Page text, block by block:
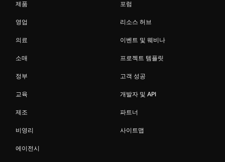
제품
영업
의료
소매
정부
교육
제조
비영리
에이전시
포럼
리소스 허브
이벤트 및 웨비나
프로젝트 템플릿
고객 성공
개발자 및 API
파트너
사이트맵